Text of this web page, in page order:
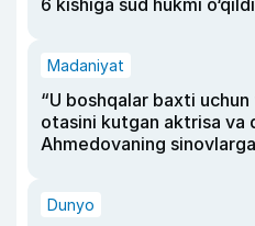
Madaniyat
“U boshqalar baxti uchun
otasini kutgan aktrisa va
Ahmedovaning
Dunyo